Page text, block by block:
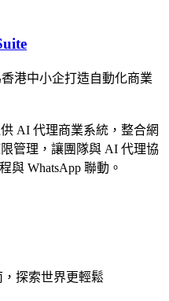
港中小企打造自動化商業
AI 代理商業系統，整合網
管理，讓團隊與 AI 代理協
與 WhatsApp 聯動。
探索世界更輕鬆